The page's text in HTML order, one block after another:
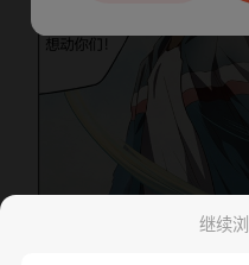
继续